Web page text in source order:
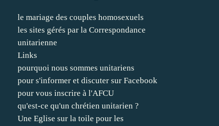
le mariage des couples homosexuels
les sites gérés par la Correspondance
unitarienne
Links
pourquoi nous sommes unitariens
pour s'informer et discuter sur Facebook
pour vous inscrire à l'AFCU
qu'est-ce qu'un chrétien unitarien ?
Une Eglise sur la toile pour les